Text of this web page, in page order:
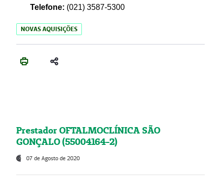
Telefone: (021) 3587-5300
NOVAS AQUISIÇÕES
Prestador OFTALMOCLÍNICA SÃO
GONÇALO (55004164-2)
07 de Agosto de 2020